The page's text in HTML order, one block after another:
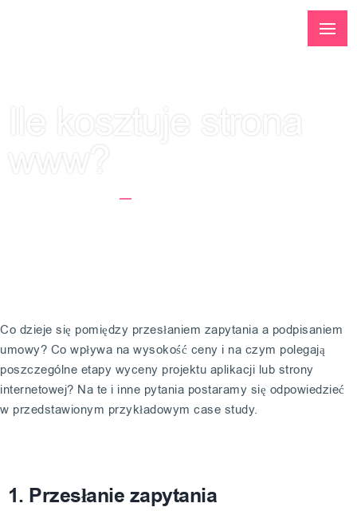
Ile kosztuje strona
www?
Co dzieje się pomiędzy przesłaniem zapytania a podpisaniem
umowy? Co wpływa na wysokość ceny i na czym polegają
poszczególne etapy wyceny projektu aplikacji lub strony
internetowej? Na te i inne pytania postaramy się odpowiedzieć
w przedstawionym przykładowym case study.
1. Przesłanie zapytania